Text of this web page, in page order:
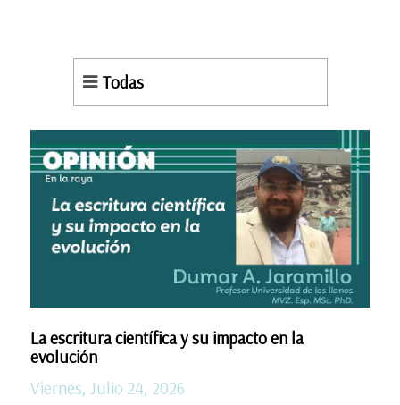
Todas
La escritura científica y su impacto en la
evolución
Viernes, Julio 24, 2026